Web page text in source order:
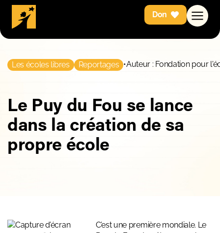
Don
Les écoles libres Reportages •Auteur : Fondation pour
Le Puy du Fou se lance
dans la création de sa
propre école
C’est une première mondiale. Le